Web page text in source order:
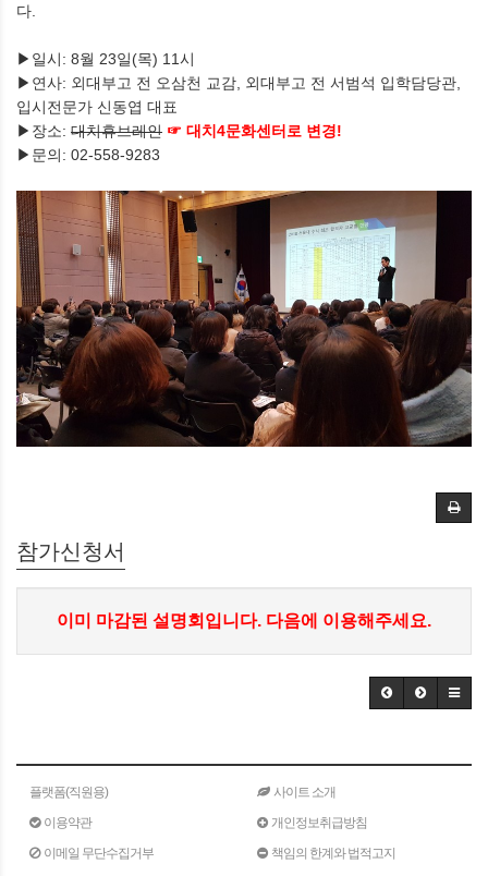
다.
▶일시: 8월 23일(목) 11시
▶연사: 외대부고 전 오삼천 교감, 외대부고 전 서범석 입학담당관,
입시전문가 신동엽 대표
▶장소: 대치휴브레인 ☞ 대치4문화센터로 변경!
▶문의: 02-558-9283
참가신청서
이미 마감된 설명회입니다. 다음에 이용해주세요.
플랫폼(직원용)
사이트 소개
이용약관
개인정보취급방침
이메일 무단수집거부
책임의 한계와 법적고지